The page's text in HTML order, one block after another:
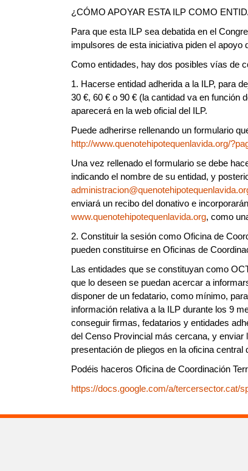
¿CÓMO APOYAR ESTA ILP COMO
Para que esta ILP sea debatida en el
impulsores de esta iniciativa piden el apoyo
Como entidades, hay dos posibles vías de
1. Hacerse entidad adherida a la ILP, para
30 €, 60 € o 90 € (la cantidad va en función
aparecerá en la web oficial del ILP.
Puede adherirse rellenando un formulario
http://www.quenotehipotequenlavida.org/
Una vez rellenado el formulario se debe
indicando el nombre de su entidad, y
enviará un recibo del donativo e
www.quenotehipotequenlavida.org, como
2. Constituir la sesión como Oficina de
pueden constituirse en Oficinas de
Las entidades que se constituyan como
que lo deseen se puedan acercar a
disponer de un fedatario, como mínimo,
información relativa a la ILP durante los 9
conseguir firmas, fedatarios y entidades
del Censo Provincial más cercana, y
presentación de pliegos en la oficina central
Podéis haceros Oficina de Coordinación
https://docs.google.com/a/tercersector.cat/